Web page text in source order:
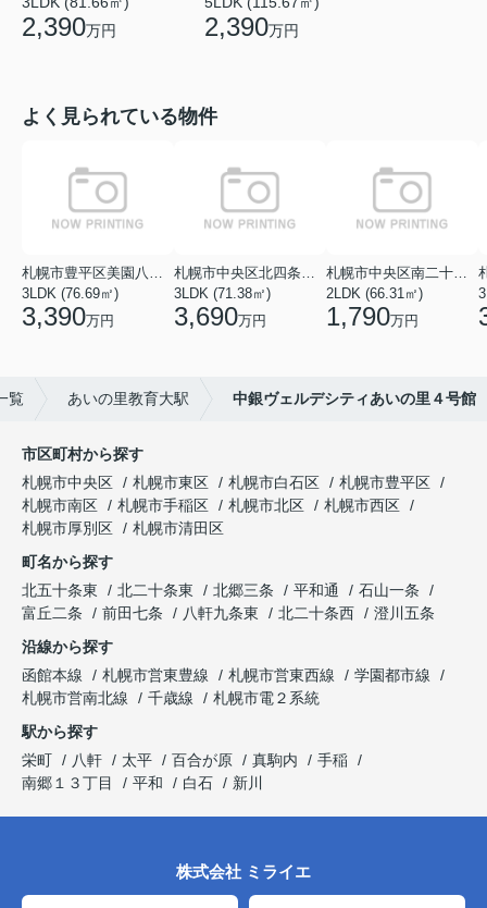
2,390万円 2,390万円
よく見られている物件
3LDK (76.69㎡)
3,390万円
3LDK (71.38㎡)
3,690万円
2LDK (66.31㎡)
1,790万円
覧 あいの里教育大駅 中銀ヴェルデシティあいの里４号館
市区町村から探す
札幌市中央区
札幌市東区 札幌市白石区
札幌市豊平区
札幌市南区
札幌市手稲区 札幌市北区
札幌市西区
札幌市厚別区
札幌市清田区
町名から探す
北五十条東
北二十条東 北郷三条 平和通
石山一条
富丘二条
前田七条 八軒九条東 北二十条西
澄川五条
沿線から探す
函館本線
札幌市営東豊線 札幌市営東西線
学園都市線
札幌市営南北線
千歳線
札幌市電２系統
駅から探す
栄町
八軒 太平 百合が原 真駒内
手稲
南郷１３丁目
平和 白石 新川
株式会社 ミライエ